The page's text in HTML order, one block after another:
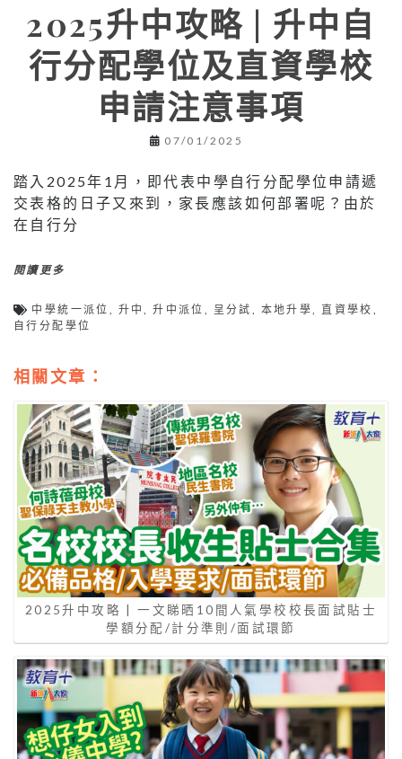
2025升中攻略 | 升中自
行分配學位及直資學校
申請注意事項
07/01/2025
踏入2025年1月，即代表中學自行分配學位申請遞
交表格的日子又來到，家長應該如何部署呢？由於
在自行分
閱讀更多
中學統一派位 升中 ,升中派位 呈分試 本地升學 直資學校
自行分配學位
相關文章：
2025升中攻略 | 一文睇晒10間人氣學校校長面試貼士
學額分配/計分準則/面試環節